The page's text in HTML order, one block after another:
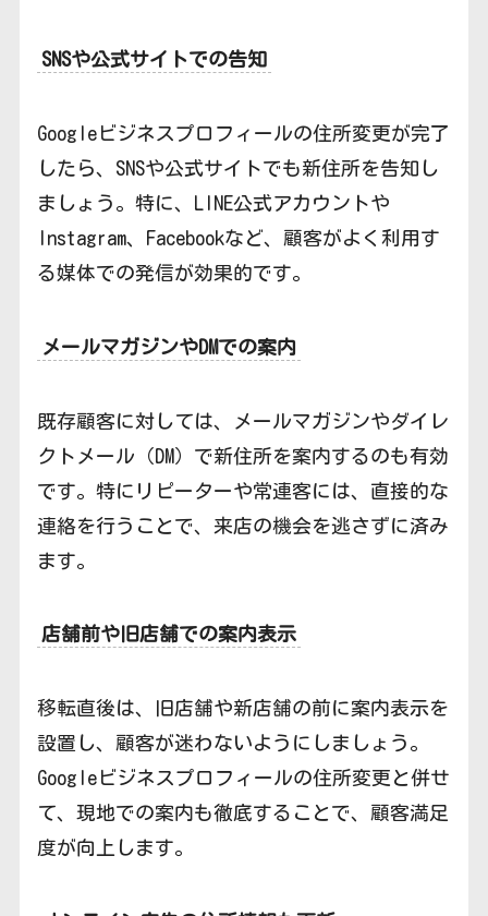
SNSや公式サイトでの告知
Googleビジネスプロフィールの住所変更が完了
したら、SNSや公式サイトでも新住所を告知し
ましょう。特に、LINE公式アカウントや
Instagram、Facebookなど、顧客がよく利用す
る媒体での発信が効果的です。
メールマガジンやDMでの案内
既存顧客に対しては、メールマガジンやダイレ
クトメール（DM）で新住所を案内するのも有効
です。特にリピーターや常連客には、直接的な
連絡を行うことで、来店の機会を逃さずに済み
ます。
店舗前や旧店舗での案内表示
移転直後は、旧店舗や新店舗の前に案内表示を
設置し、顧客が迷わないようにしましょう。
Googleビジネスプロフィールの住所変更と併せ
て、現地での案内も徹底することで、顧客満足
度が向上します。